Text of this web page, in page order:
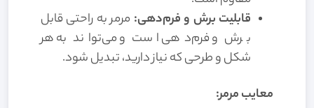
قابلیت برش و فرم‌دهی: مرمر به راحتی قابل
برش و فرم‌دهی است و می‌تواند به هر
شکل و طرحی که نیاز دارید، تبدیل شود.
معایب مرمر: